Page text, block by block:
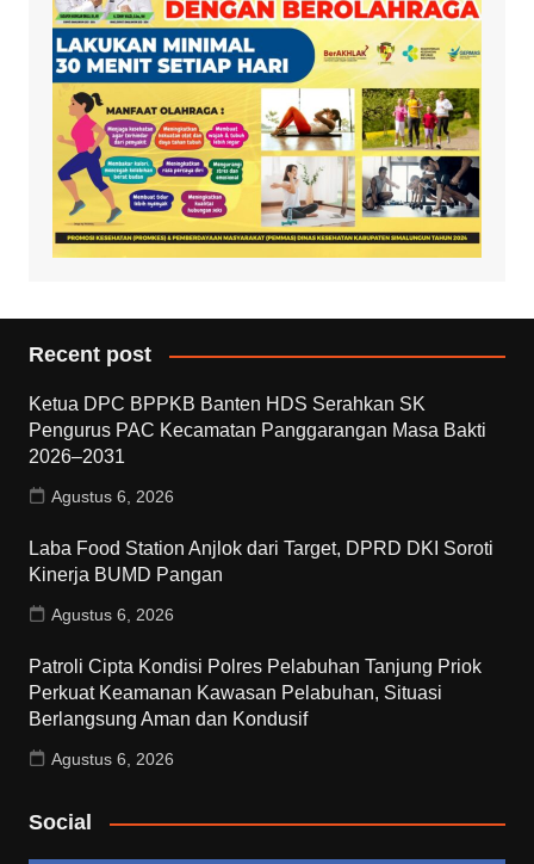
Recent post
Ketua DPC BPPKB Banten HDS Serahkan SK
Pengurus PAC Kecamatan Panggarangan Masa Bakti
2026–2031
Agustus 6, 2026
Laba Food Station Anjlok dari Target, DPRD DKI Soroti
Kinerja BUMD Pangan
Agustus 6, 2026
Patroli Cipta Kondisi Polres Pelabuhan Tanjung Priok
Perkuat Keamanan Kawasan Pelabuhan, Situasi
Berlangsung Aman dan Kondusif
Agustus 6, 2026
Social